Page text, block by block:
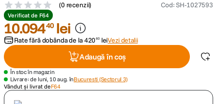
5. canon sx740 hs
6. lavaliera
8. card memorie
(0 recenzii) Cod:SH-1027593
Verificat de F64
10.09440 lei
Rate fără dobânda de la420 60 leiVezi detalii
Adaugă în coș
În stoc în magazin
Livrare: de luni, 10 aug. înBucuresti (Sectorul 3)
Vândut și livrat deF64